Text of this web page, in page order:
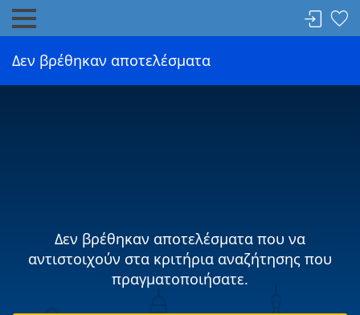
Δεν βρέθηκαν αποτελέσματα
Δεν βρέθηκαν αποτελέσματα που να
αντιστοιχούν στα κριτήρια αναζήτησης που
πραγματοποιήσατε.